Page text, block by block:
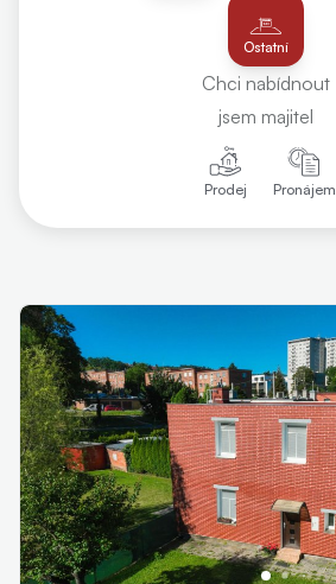
Ostatní
Chci nabídnout
jsem majitel
Prodej Pronájem